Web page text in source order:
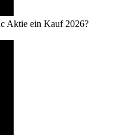
Aktie ein Kauf 2026?